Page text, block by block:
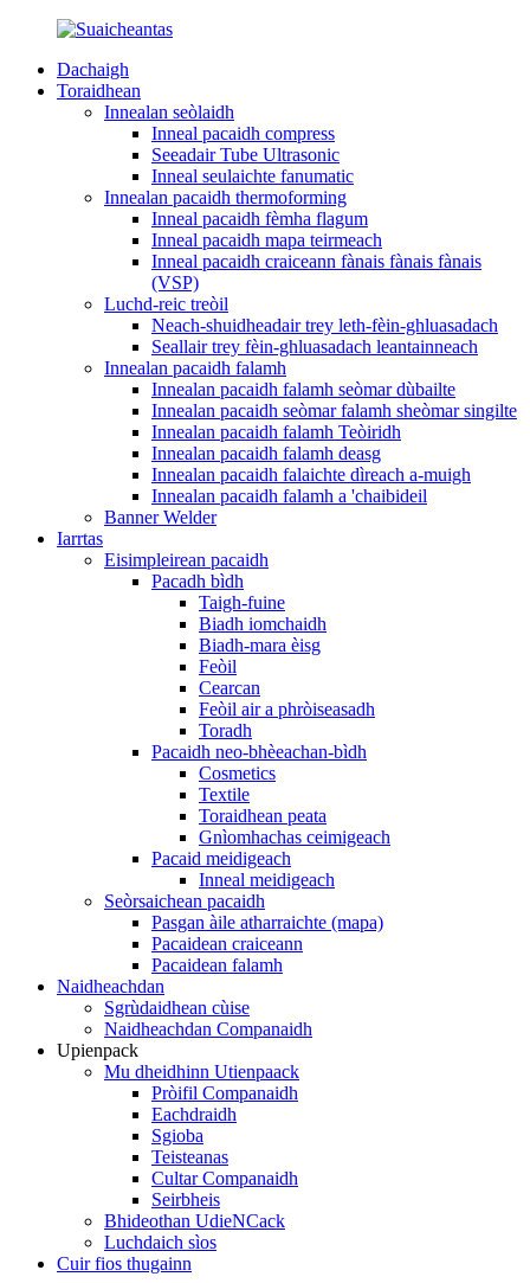
Dachaigh
Toraidhean
Innealan seòlaidh
Inneal pacaidh compress
Seeadair Tube Ultrasonic
Inneal seulaichte fanumatic
Innealan pacaidh thermoforming
Inneal pacaidh fèmha flagum
Inneal pacaidh mapa teirmeach
Inneal pacaidh craiceann fànais fànais fànais
(VSP)
Luchd-reic treòil
Neach-shuidheadair trey leth-fèin-ghluasadach
Seallair trey fèin-ghluasadach leantainneach
Innealan pacaidh falamh
Innealan pacaidh falamh seòmar dùbailte
Innealan pacaidh seòmar falamh sheòmar singilte
Innealan pacaidh falamh Teòiridh
Innealan pacaidh falamh deasg
Innealan pacaidh falaichte dìreach a-muigh
Innealan pacaidh falamh a 'chaibideil
Banner Welder
Iarrtas
Eisimpleirean pacaidh
Pacadh bìdh
Taigh-fuine
Biadh iomchaidh
Biadh-mara èisg
Feòil
Cearcan
Feòil air a phròiseasadh
Toradh
Pacaidh neo-bhèeachan-bìdh
Cosmetics
Textile
Toraidhean peata
Gnìomhachas ceimigeach
Pacaid meidigeach
Inneal meidigeach
Seòrsaichean pacaidh
Pasgan àile atharraichte (mapa)
Pacaidean craiceann
Pacaidean falamh
Naidheachdan
Sgrùdaidhean cùise
Naidheachdan Companaidh
Upienpack
Mu dheidhinn Utienpaack
Pròifil Companaidh
Eachdraidh
Sgioba
Teisteanas
Cultar Companaidh
Seirbheis
Bhideothan UdieNCack
Luchdaich sìos
Cuir fios thugainn